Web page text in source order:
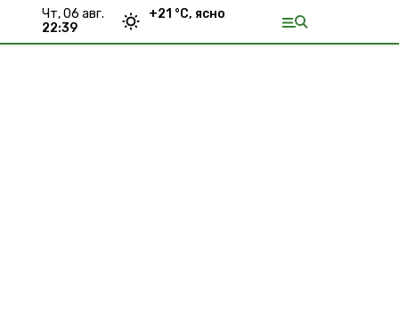
чт, 06 авг.
22:39
+21 °С, ясно